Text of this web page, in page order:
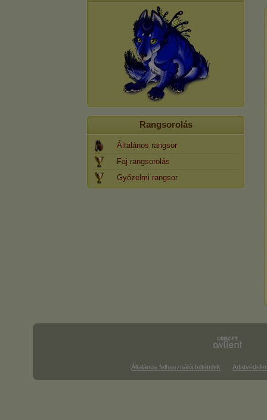
Rangsorolás
Általános rangsor
Faj rangsorolás
Győzelmi rangsor
Általános felhasználói feltételek